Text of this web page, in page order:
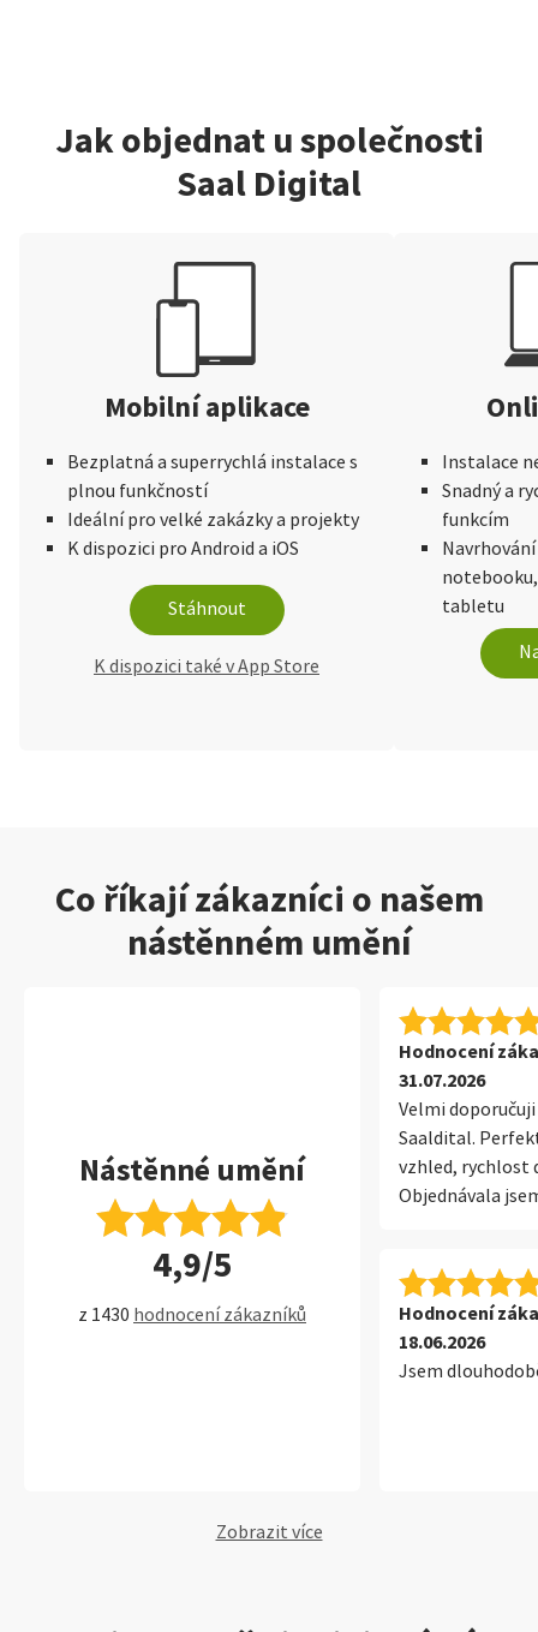
Jak objednat u společnosti
Saal Digital
Mobilní aplikace
Bezplatná a superrychlá instalace s
plnou funkčností
Ideální pro velké zakázky a projekty
K dispozici pro Android a iOS
Stáhnout
K dispozici také v App Store
Instalace
Snadný a
funkcím
tabletu
Co říkají zákazníci o našem
nástěnném umění
Nástěnné umění
4,9/5
z 1430 hodnocení zákazníků
Hodnocení
31.07.2026
Velmi
Saaldital.
vzhled, rychlost
Objednávala
Hodnocení
18.06.2026
Jsem
Zobrazit více